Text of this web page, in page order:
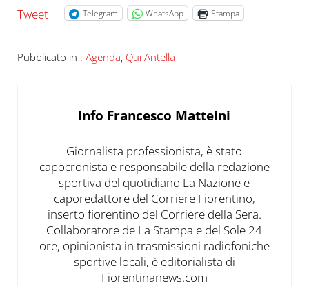
Tweet Telegram WhatsApp Stampa
Pubblicato in : Agenda, Qui Antella
Info Francesco Matteini
Giornalista professionista, è stato
capocronista e responsabile della redazione
sportiva del quotidiano La Nazione e
caporedattore del Corriere Fiorentino,
inserto fiorentino del Corriere della Sera.
Collaboratore de La Stampa e del Sole 24
ore, opinionista in trasmissioni radiofoniche
sportive locali, è editorialista di
Fiorentinanews.com